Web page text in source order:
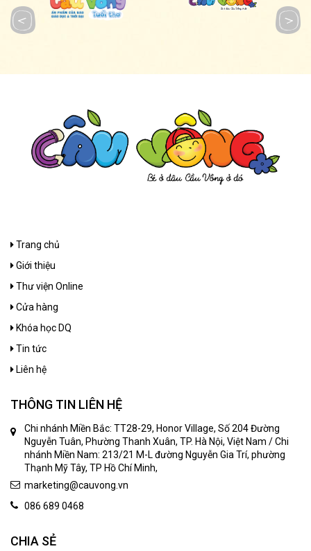
Trang chủ
Giới thiệu
Thư viện Online
Cửa hàng
Khóa học DQ
Tin tức
Liên hệ
THÔNG TIN LIÊN HỆ
Chi nhánh Miền Bắc: TT28-29, Honor Village, Số 204 Đường
Nguyễn Tuân, Phường Thanh Xuân, TP. Hà Nội, Việt Nam / Chi
nhánh Miền Nam: 213/21 M-L đường Nguyễn Gia Trí, phường
Thạnh Mỹ Tây, TP Hồ Chí Minh,
marketing@cauvong.vn
086 689 0468
CHIA SẺ